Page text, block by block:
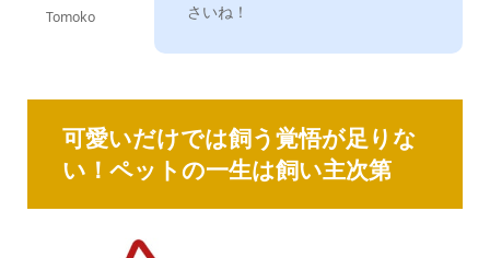
Tomoko
さいね！
可愛いだけでは飼う覚悟が足りな
い！ペットの一生は飼い主次第